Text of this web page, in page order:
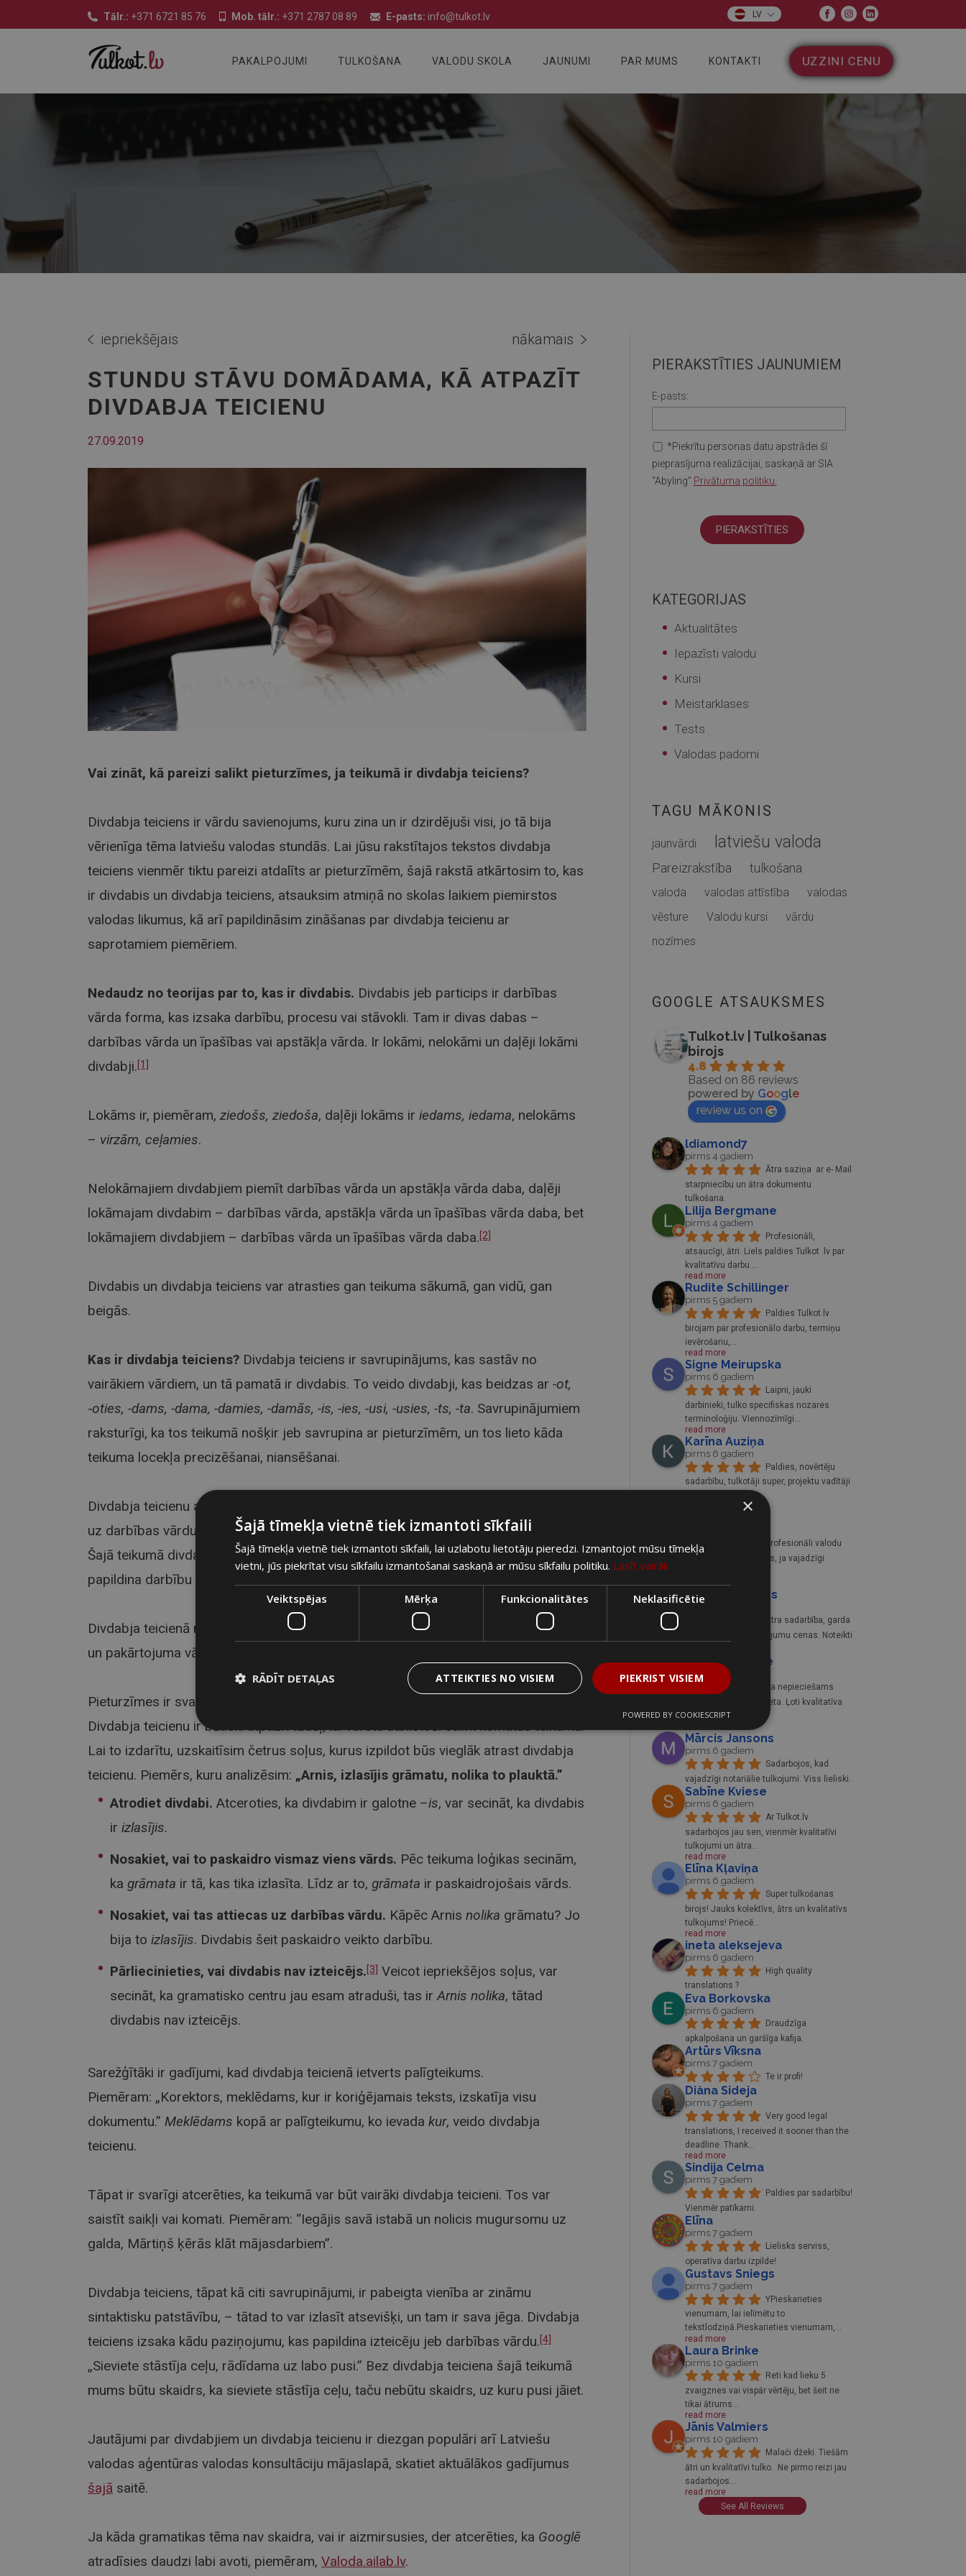
Tālr.: +371 6721 85 76 Mob. tālr.: +371 2787 08 89 E-pasts: info@tulkot.lv LV
PAKALPOJUMI TULKOŠANA VALODU SKOLA JAUNUMI PAR MUMS KONTAKTI UZZINI CENU
iepriekšējais nākamais
STUNDU STĀVU DOMĀDAMA, KĀ ATPAZĪT
DIVDABJA TEICIENU
27.09.2019
Vai zināt, kā pareizi salikt pieturzīmes, ja teikumā ir divdabja teiciens?
Divdabja teiciens ir vārdu savienojums, kuru zina un ir dzirdējuši visi, jo tā bija
vērienīga tēma latviešu valodas stundās. Lai jūsu rakstītajos tekstos divdabja
teiciens vienmēr tiktu pareizi atdalīts ar pieturzīmēm, šajā rakstā atkārtosim to, kas
ir divdabis un divdabja teiciens, atsauksim atmiņā no skolas laikiem piemirstos
valodas likumus, kā arī papildināsim zināšanas par divdabja teicienu ar
saprotamiem piemēriem.
Nedaudz no teorijas par to, kas ir divdabis. Divdabis jeb particips ir darbības
vārda forma, kas izsaka darbību, procesu vai stāvokli. Tam ir divas dabas –
darbības vārda un īpašības vai apstākļa vārda. Ir lokāmi, nelokāmi un daļēji lokāmi
divdabji. [1]
Lokāms ir, piemēram, ziedošs, ziedoša, daļēji lokāms ir iedams, iedama, nelokāms
– virzām, ceļamies.
Nelokāmajiem divdabjiem piemīt darbības vārda un apstākļa vārda daba, daļēji
lokāmajam divdabim – darbības vārda, apstākļa vārda un īpašības vārda daba, bet
lokāmajiem divdabjiem – darbības vārda un īpašības vārda daba. [2]
Divdabis un divdabja teiciens var atrasties gan teikuma sākumā, gan vidū, gan
beigās.
Kas ir divdabja teiciens? Divdabja teiciens ir savrupinājums, kas sastāv no
vairākiem vārdiem, un tā pamatā ir divdabis. To veido divdabji, kas beidzas ar -ot,
‑oties, -dams, -dama, -damies, -damās, -is, -ies, -usi, -usies, -ts, -ta. Savrupinājumiem
raksturīgi, ka tos teikumā nošķir jeb savrupina ar pieturzīmēm, un tos lieto kāda
teikuma locekļa precizēšanai, niansēšanai.
Divdabja teicienu atpazīt teikumā palīdzēs, ja atcerēsieties, ka tas vienmēr attiecas
uz darbības vārdu. Piemērs: „Ilgi tulkodams, Jānis izdzēra divas kafijas krūzes.”
Šajā teikumā divdabis
tulkodamsattiecas uz darbības vārduizdzēra.Divdabis šeit
papildina darbību – mēs uzzinām, ko Jānis darīja, dzerot kafiju.
Divdabja teicienā nekad neietilpst teikuma gramatiskais centrs, kā arī sakārtojuma
un pakārtojuma vārdi.
Pieturzīmes ir svarīgas, lai teikuma lasītājs saprastu teikumu tāpat, kā tā rakstītājs.
Divdabja teicienu ir būtiski atpazīt tādēļ, lai varētu atbilstoši salikt komatus teikumā.
Lai to izdarītu, uzskaitīsim četrus soļus, kurus izpildot būs vieglāk atrast divdabja
teicienu. Piemērs, kuru analizēsim: „Arnis, izlasījis grāmatu, nolika to plauktā.”
Atrodiet divdabi. Atceroties, ka divdabim ir galotne –is, var secināt, ka divdabis
ir izlasījis.
Nosakiet, vai to paskaidro vismaz viens vārds. Pēc teikuma loģikas secinām,
ka grāmata ir tā, kas tika izlasīta. Līdz ar to, grāmata ir paskaidrojošais vārds.
Nosakiet, vai tas attiecas uz darbības vārdu. Kāpēc Arnis nolika grāmatu? Jo
bija to izlasījis. Divdabis šeit paskaidro veikto darbību.
Pārliecinieties, vai divdabis nav izteicējs. [3]
Veicot iepriekšējos soļus, var
secināt, ka gramatisko centru jau esam atraduši, tas irArnis nolika, tātad
divdabis nav izteicējs.
Sarežģītāki ir gadījumi, kad divdabja teicienā ietverts palīgteikums.
Piemēram: „Korektors, meklēdams, kur ir koriģējamais teksts, izskatīja visu
dokumentu.” Meklēdams kopā ar palīgteikumu, ko ievada kur, veido divdabja
teicienu.
Tāpat ir svarīgi atcerēties, ka teikumā var būt vairāki divdabja teicieni. Tos var
saistīt saikļi vai komati. Piemēram: “Iegājis savā istabā un nolicis mugursomu uz
galda, Mārtiņš ķērās klāt mājasdarbiem”.
Divdabja teiciens, tāpat kā citi savrupinājumi, ir pabeigta vienība ar zināmu
sintaktisku patstāvību, – tātad to var izlasīt atsevišķi, un tam ir sava jēga. Divdabja
teiciens izsaka kādu paziņojumu, kas papildina izteicēju jeb darbības vārdu. [4]
„Sieviete stāstīja ceļu, rādīdama uz labo pusi.” Bez divdabja teiciena šajā teikumā
mums būtu skaidrs, ka sieviete stāstīja ceļu, taču nebūtu skaidrs, uz kuru pusi jāiet.
Jautājumi par divdabjiem un divdabja teicienu ir diezgan populāri arī Latviešu
valodas aģentūras valodas konsultāciju mājaslapā, skatiet aktuālākos gadījumus
šajā saitē.
Ja kāda gramatikas tēma nav skaidra, vai ir aizmirsusies, der atcerēties, ka Googlē
atradīsies daudzi labi avoti, piemēram, Valoda.ailab.lv.
PIERAKSTĪTIES JAUNUMIEM
E-pasts:
*Piekrītu personas datu apstrādei šī
pieprasījuma realizācijai, saskaņā ar SIA
“Abyling” Privātuma politiku.
KATEGORIJAS
Aktualitātes
Iepazīsti valodu
Kursi
Meistarklases
Tests
Valodas padomi
TAGU MĀKONIS
jaunvārdi latviešu valoda
Pareizrakstība tulkošana
valoda valodas attīstība
valodas
vēsture
Valodu kursi
vārdu
nozīmes
GOOGLE ATSAUKSMES
Tulkot.lv | Tulkošanas
birojs
4.8
Based on 86 reviews
powered by Google
review us on
ldiamond7
pirms 4 gadiem
Ātra saziņa  ar e- Mail
starpniecību un ātra dokumentu
tulkošana.
Lilija Bergmane
pirms 4 gadiem
Profesionāli,
atsaucīgi, ātri. Liels paldies Tulkot .lv par
kvalitatīvu darbu....
read more
Rudite Schillinger
pirms 5 gadiem
Paldies Tulkot.lv
birojam par profesionālo darbu, termiņu
ievērošanu,
read more
Signe Meirupska
pirms 6 gadiem
Laipni, jauki
darbinieki, tulko specifiskas nozares
terminoloģiju. Viennozīmīgi
read more
Karīna Auziņa
pirms 6 gadiem
Paldies, novērtēju
sadarbību, tulkotāji super, projektu vadītāji
Profesionāli valodu
speciālisti, sadarbojos, ja vajadzīgi
read more
Madars Miksons
Ātra sadarbība, garda
kafija, izdevīgas tulkojumu cenas. Noteikti
Mariama Nagle
pirms 6 gadiem
Ja nepieciešams
tulkojums, šī ir īstā vieta. Ļoti kvalitatīva
un profesionāla
Mārcis Jansons
pirms 6 gadiem
Sadarbojos, kad
vajadzīgi notariālie tulkojumi. Viss lieliski.
Sabīne Kviese
pirms 6 gadiem
Ar Tulkot.lv
sadarbojos jau sen, vienmēr kvalitatīvi
tulkojumi un ātra
read more
Elīna Kļaviņa
pirms 6 gadiem
Super tulkošanas
birojs! Jauks kolektīvs, ātrs un kvalitatīvs
tulkojums! Priecē...
read more
ineta aleksejeva
pirms 6 gadiem
High quality
translations ?
Eva Borkovska
pirms 6 gadiem
Draudzīga
apkalpošana un garšīga kafija.
Artūrs Vīksna
pirms 7 gadiem
Te ir profi!
Diàna Sideja
pirms 7 gadiem
Very good legal
translations, I received it sooner than the
deadline. Thank...
read more
Sindija Celma
pirms 7 gadiem
Paldies par sadarbību!
Vienmēr patīkami.
Elīna
pirms 7 gadiem
Lielisks serviss,
operatīva darbu izpilde!
Gustavs Sniegs
pirms 7 gadiem
YPieskarieties
vienumam, lai ielīmētu to
tekstlodziņā.Pieskarieties vienumam,...
read more
Laura Brinke
pirms 10 gadiem
Reti kad lieku 5
zvaigznes vai vispār vērtēju, bet šeit ne
tikai ātrums...
read more
Jānis Valmiers
pirms 10 gadiem
Malači džeki. Tiešām
ātri un kvalitatīvi tulko.  Ne pirmo reizi jau
sadarbojos...
read more
See All Reviews
×
Šajā tīmekļa vietnē tiek izmantoti sīkfaili
Šajā tīmekļa vietnē tiek izmantoti sīkfaili, lai uzlabotu lietotāju pieredzi. Izmantojot mūsu tīmekļa
vietni, jūs piekrītat visu sīkfailu izmantošanai saskaņā ar mūsu sīkfailu politiku. Lasīt vairāk
Veiktspējas Mērķa Funkcionalitātes Neklasificētie
PIEKRIST VISIEM
ATTEIKTIES NO VISIEM
RĀDĪT DETAĻAS
POWERED BY COOKIESCRIPT